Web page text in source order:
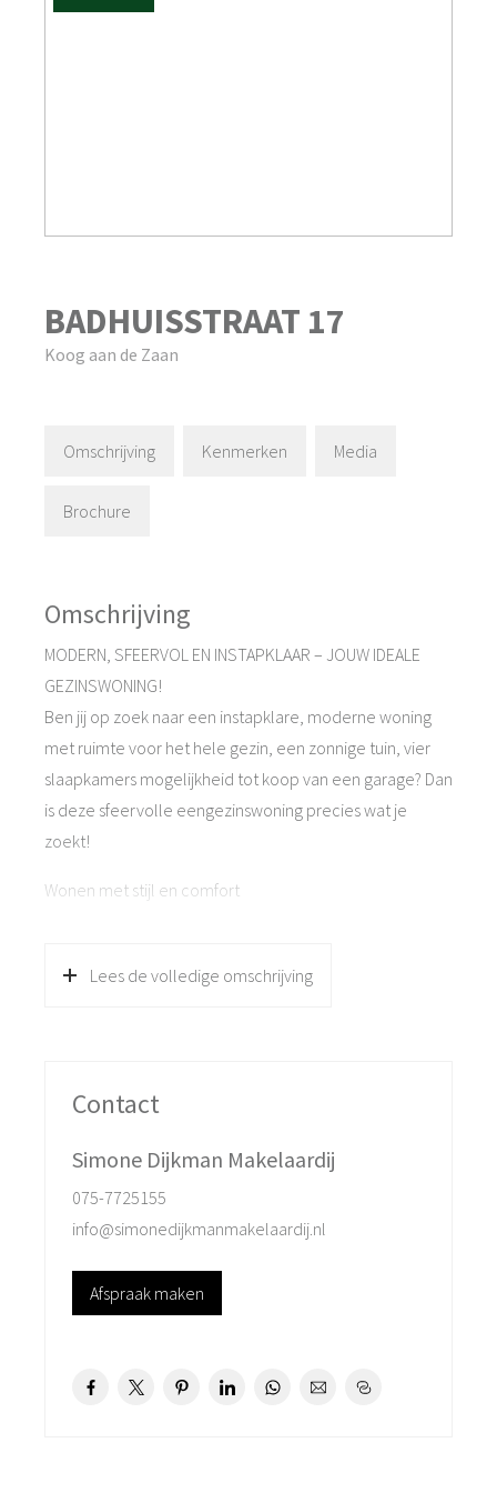
BADHUISSTRAAT 17
Koog aan de Zaan
Omschrijving Kenmerken Media
Brochure
Omschrijving
MODERN, SFEERVOL EN INSTAPKLAAR – JOUW IDEALE
GEZINSWONING!
Ben jij op zoek naar een instapklare, moderne woning
met ruimte voor het hele gezin, een zonnige tuin, vier
slaapkamers mogelijkheid tot koop van een garage? Dan
is deze sfeervolle eengezinswoning precies wat je
zoekt!
Wonen met stijl en comfort
toilet en meterkast. De L-vormige woonkamer is licht,
met kookeiland is een echte eyecatcher – perfect voor
achtertuin in, compleet met stenen berging, gezellige
veranda en handige achterom. De woonkamer aan de
tuinkant is voorzien van een zonnescherm: heerlijk koel
Ruimte voor iedereen
waarvan één met praktische vaste kastenwand. De luxe
Lees de volledige omschrijving
Contact
Simone Dijkman Makelaardij
075-7725155
info@simonedijkmanmakelaardij.nl
Afspraak maken